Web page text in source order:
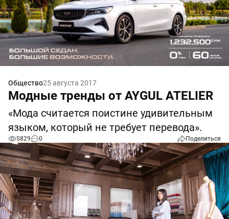
Общество25 августа 2017
Модные тренды от AYGUL ATELIER
«Мода считается поистине удивительным
языком, который не требует перевода».
5829 0 Поделиться